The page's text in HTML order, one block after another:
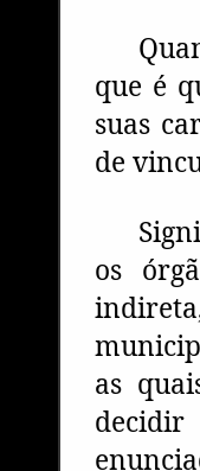
que é
suas
de
os
as